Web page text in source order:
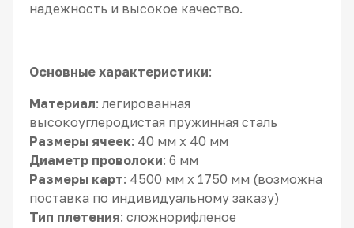
надежность и высокое качество.
Основные характеристики:
Материал: легированная
высокоуглеродистая пружинная сталь
Размеры ячеек: 40 мм x 40 мм
Диаметр проволоки: 6 мм
Размеры карт: 4500 мм x 1750 мм (возможна
поставка по индивидуальному заказу)
Тип плетения: сложнорифленое